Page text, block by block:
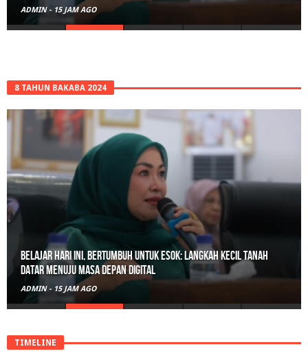
ADMIN - 15 JAM AGO
8 TAHUN BAKABA 2024
Belajar Hari Ini, Bertumbuh Untuk Esok: Langkah Kecil Tanah
Datar Menuju Masa Depan Digital
ADMIN - 15 JAM AGO
TIMELINE